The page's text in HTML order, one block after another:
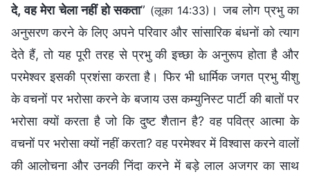
दे, वह मेरा चेला नहीं हो सकता” (लूका 14:33) । जब लोग प्रभु का
अनुसरण करने के लिए अपने परिवार और सांसारिक बंधनों को त्याग
देते हैं, तो यह पूरी तरह से प्रभु की इच्छा के अनुरूप होता है और
परमेश्वर इसकी प्रशंसा करता है। फिर भी धार्मिक जगत प्रभु यीशु
के वचनों पर भरोसा करने के बजाय उस कम्युनिस्ट पार्टी की बातों पर
भरोसा क्यों करता है जो कि दुष्ट शैतान है? वह पवित्र आत्मा के
वचनों पर भरोसा क्यों नहीं करता? वह परमेश्वर में विश्वास करने वालों
की आलोचना और उनकी निंदा करने में बड़े लाल अजगर का साथ